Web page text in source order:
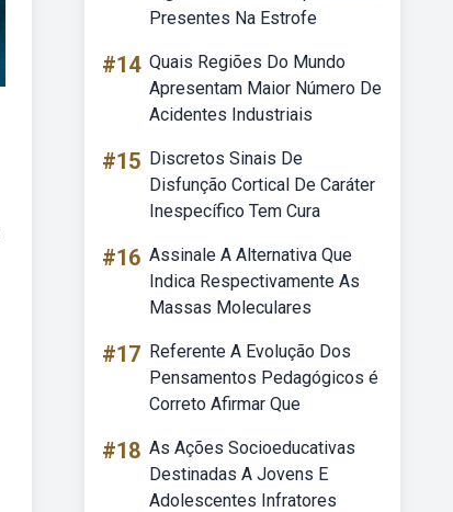
Presentes Na Estrofe
#14 Quais Regiões Do Mundo
Apresentam Maior Número De
Acidentes Industriais
#15 Discretos Sinais De
Disfunção Cortical De Caráter
Inespecífico Tem Cura
#16 Assinale A Alternativa Que
Indica Respectivamente As
Massas Moleculares
#17 Referente A Evolução Dos
Pensamentos Pedagógicos é
Correto Afirmar Que
#18 As Ações Socioeducativas
Destinadas A Jovens E
Adolescentes Infratores